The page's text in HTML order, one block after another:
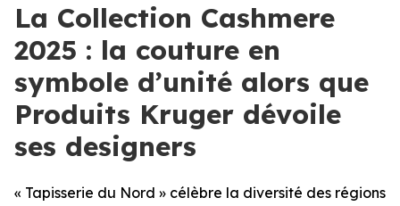
La Collection Cashmere
2025 : la couture en
symbole d’unité alors que
Produits Kruger dévoile
ses designers
« Tapisserie du Nord » célèbre la diversité des régions